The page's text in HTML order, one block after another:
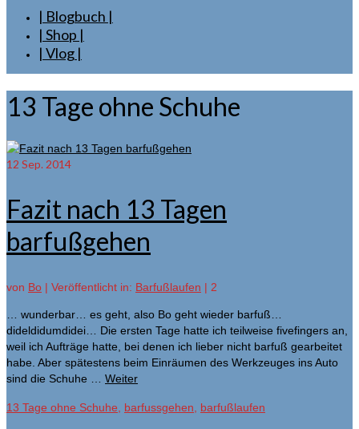
| Blogbuch |
| Shop |
| Vlog |
13 Tage ohne Schuhe
12 Sep. 2014
Fazit nach 13 Tagen
barfußgehen
von Bo | Veröffentlicht in: Barfußlaufen | 2
… wunderbar… es geht, also Bo geht wieder barfuß…
dideldidumdidei… Die ersten Tage hatte ich teilweise fivefingers an,
weil ich Aufträge hatte, bei denen ich lieber nicht barfuß gearbeitet
habe. Aber spätestens beim Einräumen des Werkzeuges ins Auto
sind die Schuhe … Weiter
13 Tage ohne Schuhe barfussgehen barfußlaufen